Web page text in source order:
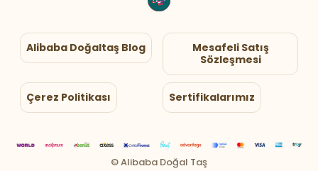
Alibaba Doğaltaş Blog
Mesafeli Satış
Sözleşmesi
Çerez Politikası Sertifikalarımız